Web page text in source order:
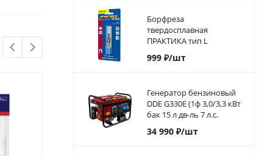
Борфреза
твердосплавная
ПРАКТИКА тип L
коническая с
закруглением, 8 х 20 мм,
999₽/шт
Генератор бензиновый
DDE G330E (1ф 3,0/3,3 кВт
бак 15 л дв-ль 7 л.с.
элстарт)792-551
34 990₽/шт